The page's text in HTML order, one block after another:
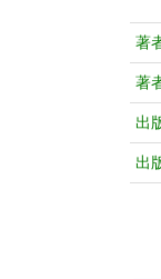
著
著
出
出